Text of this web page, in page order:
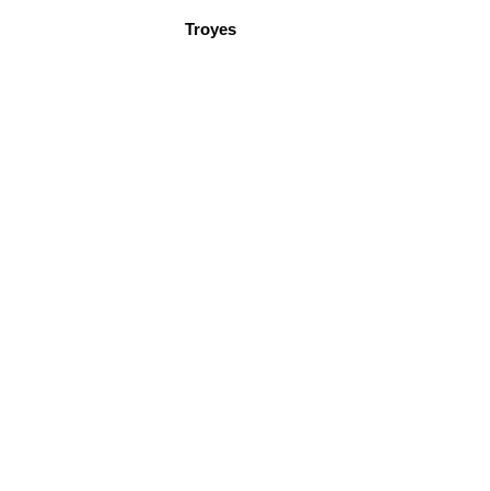
Troyes